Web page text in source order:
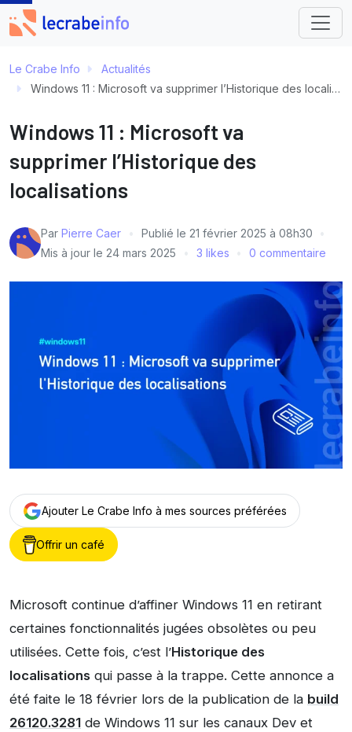
Le Crabe Info
Actualités
Windows 11 : Microsoft va supprimer l’Historique des localisations
Windows 11 : Microsoft va
supprimer l’Historique des
localisations
Par Pierre Caer Publié le 21 février 2025 à 08h30
Mis à jour le 24 mars 2025 3 likes 0 commentaire
Ajouter Le Crabe Info à mes sources préférées
Offrir un café
Microsoft continue d’affiner Windows 11 en retirant
certaines fonctionnalités jugées obsolètes ou peu
utilisées. Cette fois, c’est l’Historique des
localisations qui passe à la trappe. Cette annonce a
été faite le 18 février lors de la publication de la build
26120.3281 de Windows 11 sur les canaux Dev et